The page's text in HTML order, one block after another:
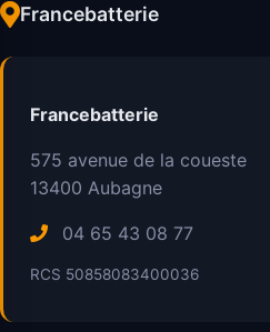
Francebatterie
Francebatterie
575 avenue de la coueste
13400 Aubagne
04 65 43 08 77
RCS 50858083400036